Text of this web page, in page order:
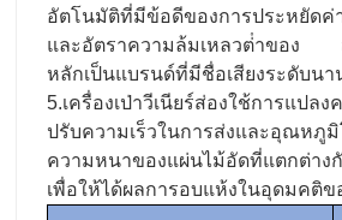
อัตโนมัติที่มีข้อดีของการประหยัด
และอัตราความล้มเหลวต่ําของ
หลักเป็นแบรนด์ที่มีชื่อเสียงระดับนา
5.เครื่องเป่าวีเนียร์ส่องใช้การแปล
ปรับความเร็วในการส่งและอุณหภู
ความหนาของแผ่นไม้อัดที่แตกต่าง
เพื่อให้ได้ผลการอบแห้งในอุดมคติข